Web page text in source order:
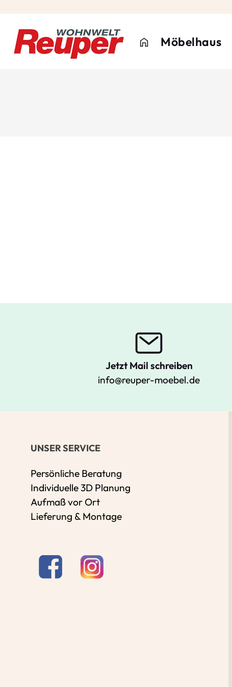
Möbelhaus
Jetzt Mail schreiben
info@reuper-moebel.de
UNSER SERVICE
Persönliche Beratung
Individuelle 3D Planung
Aufmaß vor Ort
Lieferung & Montage